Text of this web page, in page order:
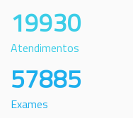
19930
Atendimentos
57885
Exames